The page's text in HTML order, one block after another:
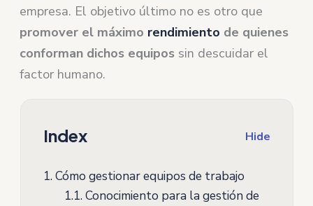
empresa. El objetivo último no es otro que
promover el máximo rendimiento de quienes
conforman dichos equipos sin descuidar el
factor humano.
Index Hide
1.Cómo gestionar equipos de trabajo
1.1.Conocimiento para la gestión de